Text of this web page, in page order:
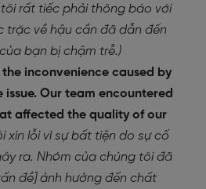
tôi rất tiếc phải thông báo với
trặc về hậu cần đã dẫn đến
bạn bị chậm trễ.)
inconvenience caused by
issue. Our team encountered
affected the quality of our
xin lỗi vì sự bất tiện do sự cố
ra. Nhóm của chúng tôi đã
đề] ảnh hưởng đến chất